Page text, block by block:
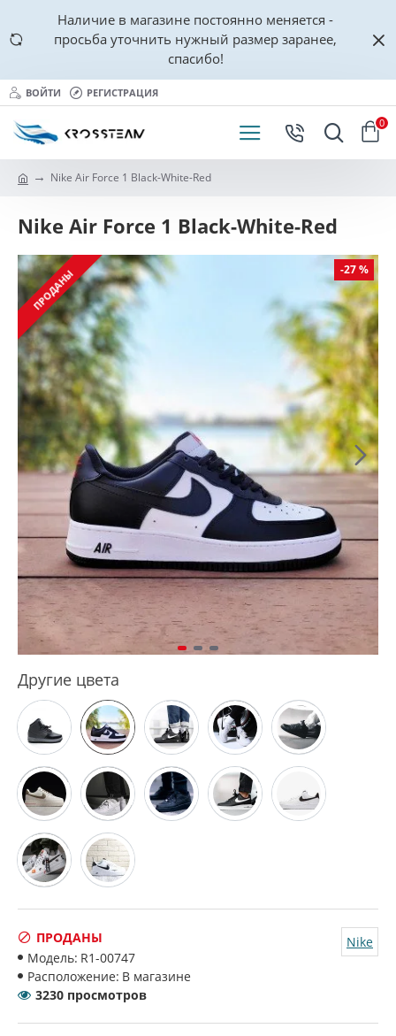
Наличие в магазине постоянно меняется -
просьба уточнить нужный размер заранее,
спасибо!
ВОЙТИ РЕГИСТРАЦИЯ
0
Nike Air Force 1 Black-White-Red
Nike Air Force 1 Black-White-Red
-27 %
ПРОДАНЫ
ПРОДАНЫ
Модель: R1-00747
Расположение: В магазине
Nike
3230 просмотров
Другие цвета